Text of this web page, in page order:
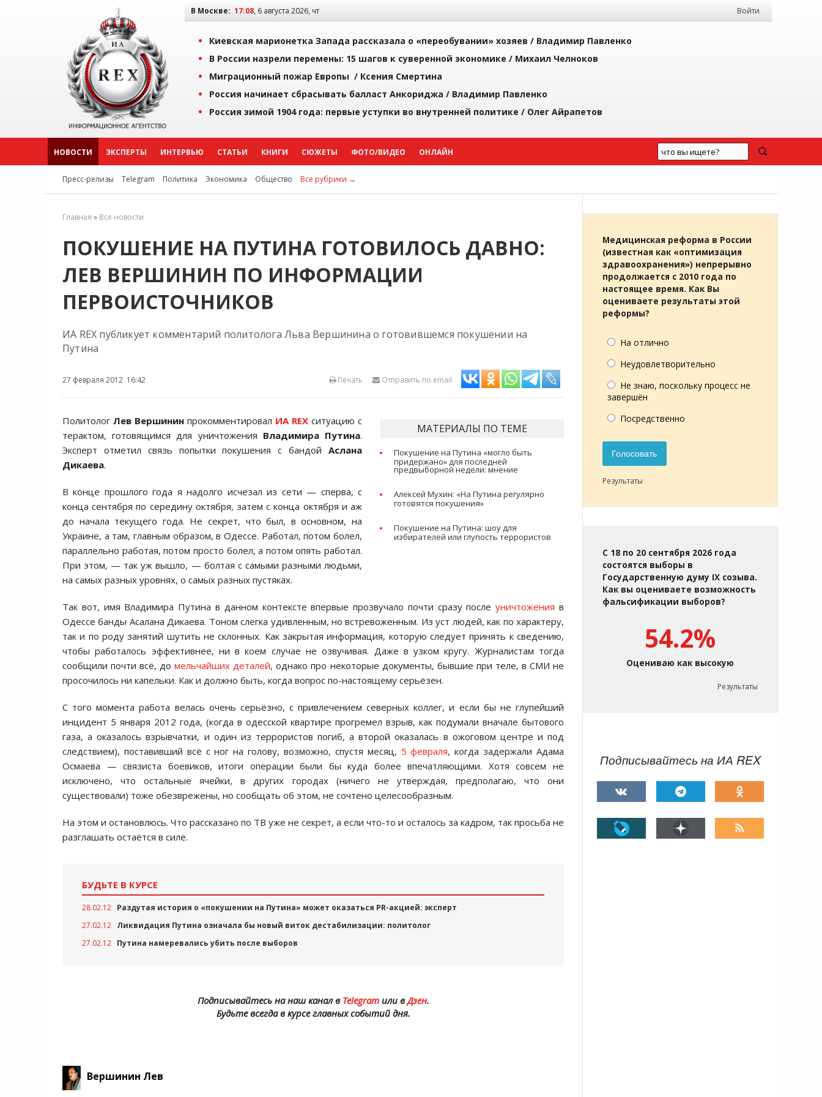
В Москве: 17:08, 6 августа 2026, чт Войти
Киевская марионетка Запада рассказала о «переобувании» хозяев / Владимир Павленко
В России назрели перемены: 15 шагов к суверенной экономике / Михаил Челноков
Миграционный пожар Европы / Ксения Смертина
Россия начинает сбрасывать балласт Анкориджа / Владимир Павленко
Россия зимой 1904 года: первые уступки во внутренней политике / Олег Айрапетов
НОВОСТИ ЭКСПЕРТЫ ИНТЕРВЬЮ СТАТЬИ КНИГИ СЮЖЕТЫ ФОТО/ВИДЕО ОНЛАЙН
Пресс-релизы Telegram Политика Экономика Общество Все рубрики →
Главная » Все новости
ПОКУШЕНИЕ НА ПУТИНА ГОТОВИЛОСЬ ДАВНО:
ЛЕВ ВЕРШИНИН ПО ИНФОРМАЦИИ
ПЕРВОИСТОЧНИКОВ
ИА REX публикует комментарий политолога Льва Вершинина о готовившемся покушении на
Путина
27 февраля 2012 16:42 Отправить по email
Печать
МАТЕРИАЛЫ ПО ТЕМЕ
Покушение на Путина «могло быть
придержано» для последней
предвыборной недели: мнение
Алексей Мухин: «На Путина регулярно
готовятся покушения»
Покушение на Путина: шоу для
избирателей или глупость террористов
Политолог Лев Вершинин прокомментировал ИА REX ситуацию с
терактом, готовящимся для уничтожения Владимира Путина.
Эксперт отметил связь попытки покушения с бандой Аслана
Дикаева.
В конце прошлого года я надолго исчезал из сети — сперва, с
конца сентября по середину октября, затем с конца октября и аж
до начала текущего года. Не секрет, что был, в основном, на
Украине, а там, главным образом, в Одессе. Работал, потом болел,
параллельно работая, потом просто болел, а потом опять работал.
При этом, — так уж вышло, — болтая с самыми разными людьми,
на самых разных уровнях, о самых разных пустяках.
Так вот, имя Владимира Путина в данном контексте впервые прозвучало почти сразу послеуничтожения в
Одессе банды Асалана Дикаева. Тоном слегка удивленным, но встревоженным. Из уст людей, как по характеру,
так и по роду занятий шутить не склонных. Как закрытая информация, которую следует принять к сведению,
чтобы работалось эффективнее, ни в коем случае не озвучивая. Даже в узком кругу. Журналистам тогда
сообщили почти всё, домельчайших деталей, однако про некоторые документы, бывшие при теле, в СМИ не
просочилось ни капельки. Как и должно быть, когда вопрос по-настоящему серьёзен.
С того момента работа велась очень серьёзно, с привлечением северных коллег, и если бы не глупейший
инцидент 5 января 2012 года, (когда в одесской квартире прогремел взрыв, как подумали вначале бытового
газа, а оказалось взрывчатки, и один из террористов погиб, а второй оказалась в ожоговом центре и под
следствием), поставивший всё с ног на голову, возможно, спустя месяц, 5 февраля, когда задержали Адама
Осмаева — связиста боевиков, итоги операции были бы куда более впечатляющими. Хотя совсем не
исключено, что остальные ячейки, в других городах (ничего не утверждая, предполагаю, что они
существовали) тоже обезврежены, но сообщать об этом, не сочтено целесообразным.
На этом и остановлюсь. Что рассказано по ТВ уже не секрет, а если что-то и осталось за кадром, так просьба не
разглашать остаётся в силе.
БУДЬТЕ В КУРСЕ
28.02.12 Раздутая история о «покушении на Путина» может оказаться PR-акцией: эксперт
27.02.12 Ликвидация Путина означала бы новый виток дестабилизации: политолог
27.02.12 Путина намеревались убить после выборов
Подписывайтесь на наш канал в Telegramили вДзен.
Будьте всегда в курсе главных событий дня.
Вершинин Лев
Медицинская реформа в России
(известная как «оптимизация
здравоохранения») непрерывно
продолжается с 2010 года по
настоящее время. Как Вы
оцениваете результаты этой
реформы?
На отлично
Неудовлетворительно
Не знаю, поскольку процесс не
завершён
Посредственно
Голосовать
Результаты
С 18 по 20 сентября 2026 года
состоятся выборы в
Государственную думу IX созыва.
Как вы оцениваете возможность
фальсификации выборов?
54.2%
Оцениваю как высокую
Результаты
Подписывайтесь на ИА REX